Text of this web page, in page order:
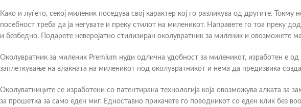
Како и луѓето, секој миленик поседува свој карактер кој го разликува од другите.
посебност треба да ја негувате и преку стилот на миленикот. Направете го тоа преку
и безбедно. Подарете неверојатно стилизиран околувратник за миленик и овозможете
Околувратник за миленик Premium нуди одлична удобност за миленикот, изработен е
заплеткување на влакната на миленикот под околувратникот и нема да предизвика
Околуватниците се изработени со патентирана технологија која овозможува алката
за прошетка за само еден миг. Едноставно прикачете го поводникот со еден клик без